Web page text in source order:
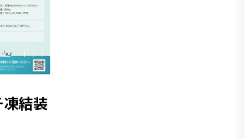
結装